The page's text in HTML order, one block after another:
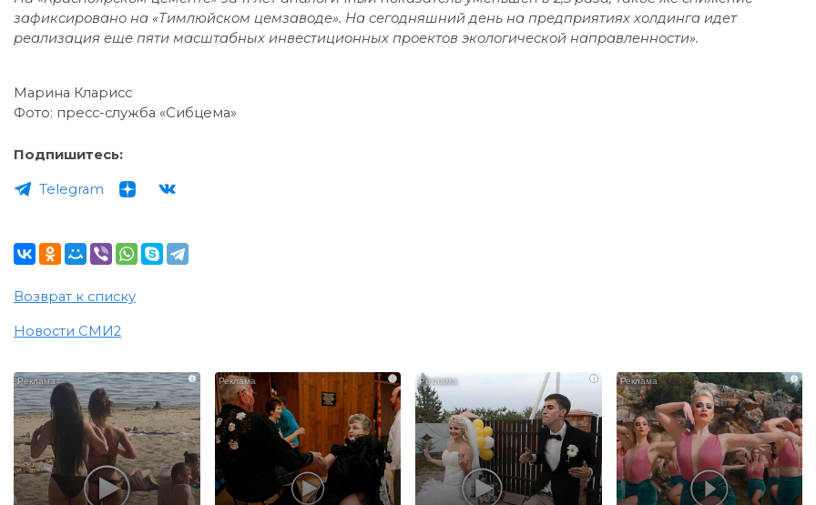
зафиксировано на «Тимлюйском цемзаводе». На сегодняшний день на предприятиях холдинга идет
реализация еще пяти масштабных инвестиционных проектов экологической направленности».
Марина Кларисс
Фото: пресс-служба «Сибцема»
Подпишитесь:
Telegram
Возврат к списку
Новости СМИ2
i i i i